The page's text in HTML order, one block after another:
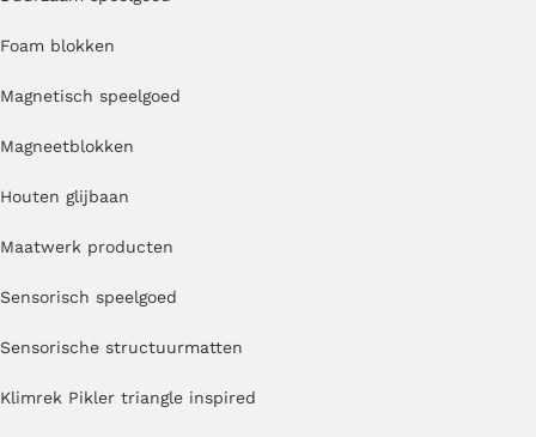
Foam blokken
Magnetisch speelgoed
Magneetblokken
Houten glijbaan
Maatwerk producten
Sensorisch speelgoed
Sensorische structuurmatten
Klimrek Pikler triangle inspired